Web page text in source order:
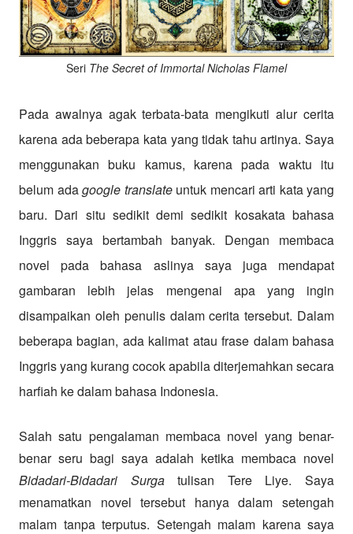
Seri The Secret of Immortal Nicholas Flamel
Pada awalnya agak terbata-bata mengikuti alur cerita
karena ada beberapa kata yang tidak tahu artinya. Saya
menggunakan buku kamus, karena pada waktu itu
belum adagoogle translate untuk mencari arti kata yang
baru. Dari situ sedikit demi sedikit kosakata bahasa
Inggris saya bertambah banyak. Dengan membaca
novel pada bahasa aslinya saya juga mendapat
gambaran lebih jelas mengenai apa yang ingin
disampaikan oleh penulis dalam cerita tersebut. Dalam
beberapa bagian, ada kalimat atau frase dalam bahasa
Inggris yang kurang cocok apabila diterjemahkan secara
harfiah ke dalam bahasa Indonesia.
Salah satu pengalaman membaca novel yang benar-
benar seru bagi saya adalah ketika membaca novel
Bidadari-Bidadari Surgatulisan Tere Liye. Saya
menamatkan novel tersebut hanya dalam setengah
malam tanpa terputus. Setengah malam karena saya